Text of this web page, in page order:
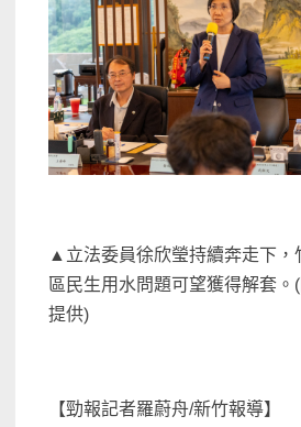
▲立法委員徐欣瑩持續奔走下，
區民生用水問題可望獲得解套。
提供)
【勁報記者羅蔚舟/新竹報導】